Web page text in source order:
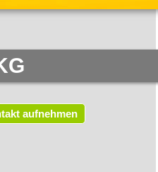
aufnehmen